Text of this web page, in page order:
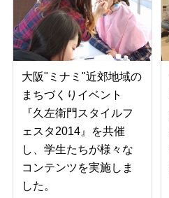
大阪"ミナミ"近郊地域の
まちづくりイベント
『久左衛門スタイルフ
ェスタ2014』を共催
し、学生たちが様々な
コンテンツを実施しま
した。